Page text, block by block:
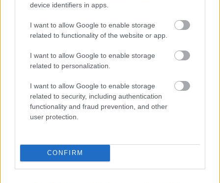
device identifiers in apps.
I want to allow Google to enable storage
related to functionality of the website or app.
I want to allow Google to enable storage
related to personalization.
I want to allow Google to enable storage
related to security, including authentication
functionality and fraud prevention, and other
user protection.
CONFIRM
Kapcsolódó hírek
MANCHESTER UNITED
CARRICKET FOGJA AJÁNLANI
A VEZETŐSÉG RATCLIFFE-
NEK